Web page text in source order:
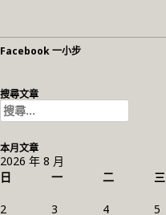
Facebook 一小步
搜尋文章
搜
尋
關
鍵
字:
本月文章
2026 年 8 月
日
一 二 三
2
3 4 5